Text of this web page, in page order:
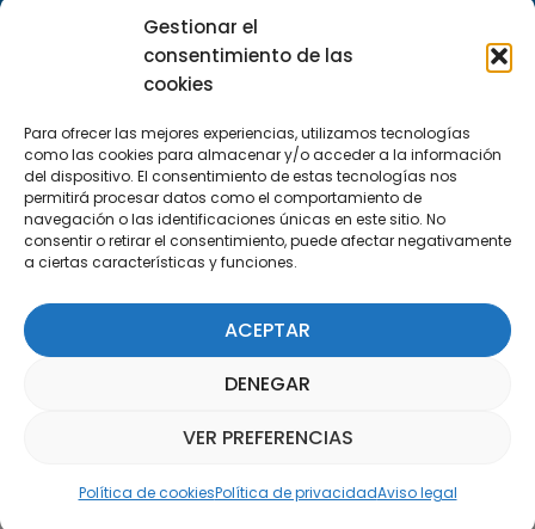
Gestionar el
consentimiento de las
cookies
Para ofrecer las mejores experiencias, utilizamos tecnologías
como las cookies para almacenar y/o acceder a la información
del dispositivo. El consentimiento de estas tecnologías nos
permitirá procesar datos como el comportamiento de
navegación o las identificaciones únicas en este sitio. No
consentir o retirar el consentimiento, puede afectar negativamente
a ciertas características y funciones.
ACEPTAR
DENEGAR
VER PREFERENCIAS
Política de cookiesPolítica de privacidadAviso legal
29590 Campanillas, Málaga
Suscríbete a nuestra Newsletter
SUSCRÍBETE AQUÍ